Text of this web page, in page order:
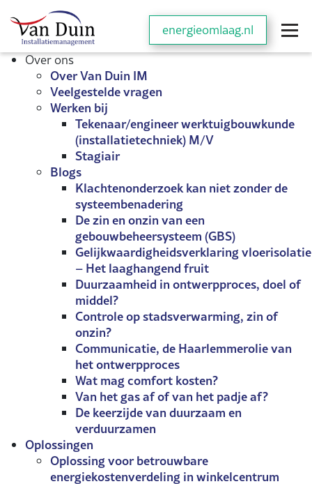
energieomlaag.nl
Over ons
Over Van Duin IM
Veelgestelde vragen
Werken bij
Tekenaar/engineer werktuigbouwkunde
(installatietechniek) M/V
Stagiair
Blogs
Klachtenonderzoek kan niet zonder de
systeembenadering
De zin en onzin van een
gebouwbeheersysteem (GBS)
Gelijkwaardigheidsverklaring vloerisolatie
– Het laaghangend fruit
Duurzaamheid in ontwerpproces, doel of
middel?
Controle op stadsverwarming, zin of
onzin?
Communicatie, de Haarlemmerolie van
het ontwerpproces
Wat mag comfort kosten?
Van het gas af of van het padje af?
De keerzijde van duurzaam en
verduurzamen
Oplossingen
Oplossing voor betrouwbare
energiekostenverdeling in winkelcentrum